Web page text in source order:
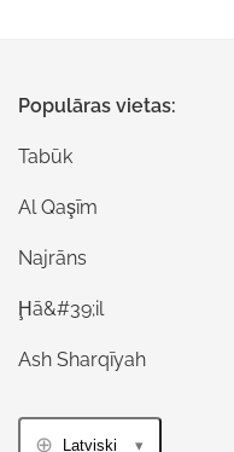
Populāras vietas:
Tabūk
Al Qaşīm
Najrāns
Ḩā&#39;il
Ash Sharqīyah
Latviski